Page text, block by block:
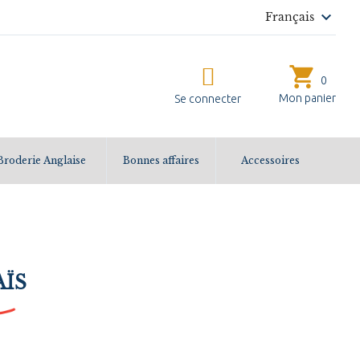
Français 
shopping_cart
0
Mon panier
Se connecter
Anglaise Bonnes affaires Accessoires